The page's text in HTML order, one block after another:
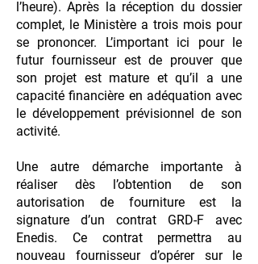
l’heure). Après la réception du dossier
complet, le Ministère a trois mois pour
se prononcer. L’important ici pour le
futur fournisseur est de prouver que
son projet est mature et qu’il a une
capacité financière en adéquation avec
le développement prévisionnel de son
activité.
Une autre démarche importante à
réaliser dès l’obtention de son
autorisation de fourniture est la
signature d’un contrat GRD-F avec
Enedis. Ce contrat permettra au
nouveau fournisseur d’opérer sur le